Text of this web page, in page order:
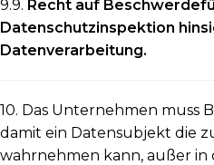
9.9. Recht auf
Datenschutzinspektion
Datenverarbeitung.
10. Das Unternehmen muss
damit ein Datensubjekt die
wahrnehmen kann, außer in